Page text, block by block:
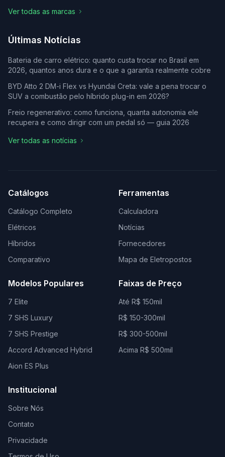
Ver todas as marcas
Últimas Notícias
Bateria de carro elétrico: quanto custa trocar no Brasil em
2026, quantos anos dura e o que a garantia realmente cobre
BYD Atto 2 DM-i Flex vs Hyundai Creta: vale a pena trocar o
SUV a combustão pelo híbrido plug-in em 2026?
Freio regenerativo: como funciona, quanta autonomia ele
recupera e como dirigir com um pedal só — guia 2026
Ver todas as notícias
Catálogos
Catálogo Completo
Elétricos
Híbridos
Comparativo
Ferramentas
Calculadora
Notícias
Fornecedores
Mapa de Eletropostos
Modelos Populares
7 Elite
7 SHS Luxury
7 SHS Prestige
Accord Advanced Hybrid
Aion ES Plus
Faixas de Preço
Até R$ 150mil
R$ 150-300mil
R$ 300-500mil
Acima R$ 500mil
Institucional
Sobre Nós
Contato
Privacidade